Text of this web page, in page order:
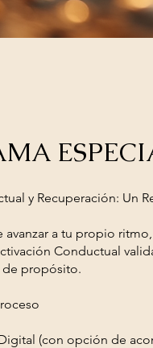
y Recuperación: Un
avanzar a tu propio
Conductual
propósito.
(con opción de